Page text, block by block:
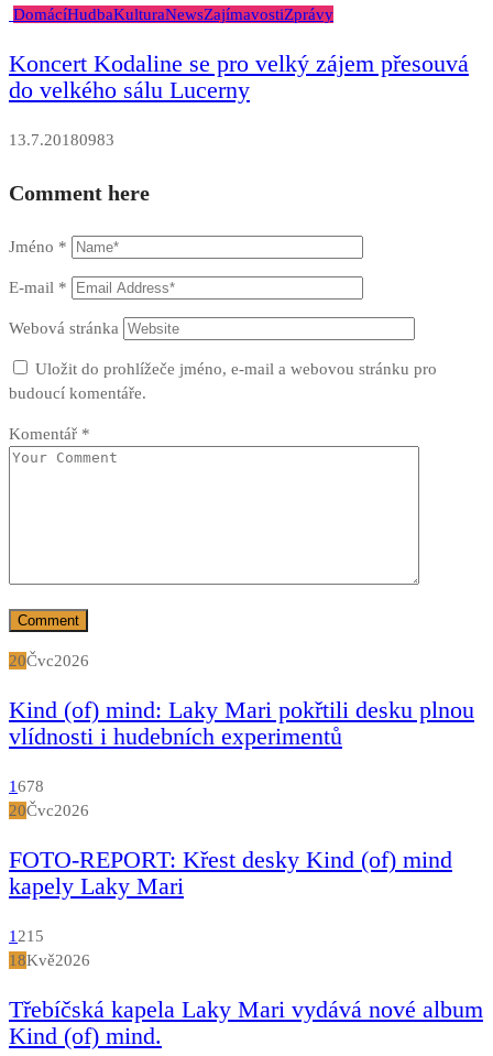
DomácíHudbaKulturaNewsZajímavostiZprávy
Koncert Kodaline se pro velký zájem přesouvá
do velkého sálu Lucerny
13.7.20180983
Comment here
Jméno *
E-mail *
Webová stránka
Uložit do prohlížeče jméno, e-mail a webovou stránku pro
budoucí komentáře.
Komentář *
20Čvc2026
Kind (of) mind: Laky Mari pokřtili desku plnou
vlídnosti i hudebních experimentů
1678
20Čvc2026
FOTO-REPORT: Křest desky Kind (of) mind
kapely Laky Mari
1 215
18Kvě2026
Třebíčská kapela Laky Mari vydává nové album
Kind (of) mind.